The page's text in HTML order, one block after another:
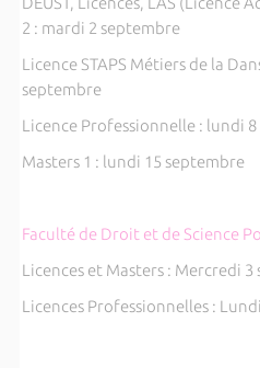
2 : mardi 2 septembre
Licence STAPS Métiers de la
septembre
Licence Professionnelle : lundi
Masters 1 : lundi 15 septembre
Faculté de Droit et de Science
Licences et Masters : Mercredi
Licences Professionnelles :